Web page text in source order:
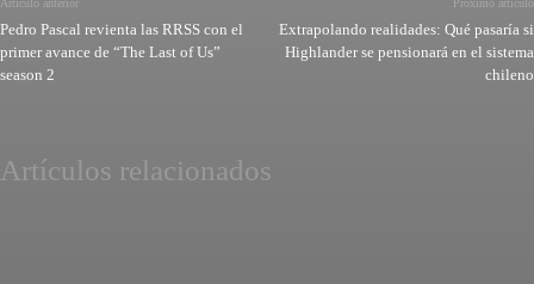
Artículo anterior
Pedro Pascal revienta las RRSS con el
primer avance de “The Last of Us”
season 2
Próximo artículo
Extrapolando realidades: Qué pasaría si
Highlander se pensionará en el sistema
chileno
Artículos relacionados